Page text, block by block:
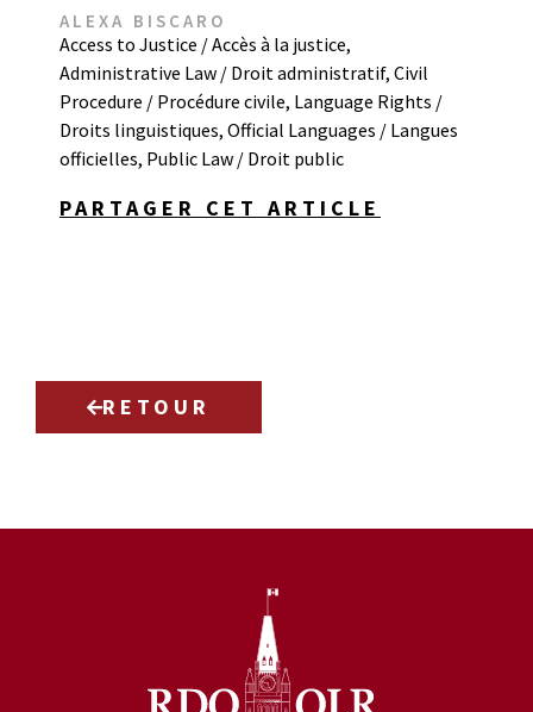
ALEXA BISCARO
Access to Justice / Accès à la justice,
Administrative Law / Droit administratif, Civil
Procedure / Procédure civile, Language Rights /
Droits linguistiques, Official Languages / Langues
officielles, Public Law / Droit public
PARTAGER CET ARTICLE
RETOUR